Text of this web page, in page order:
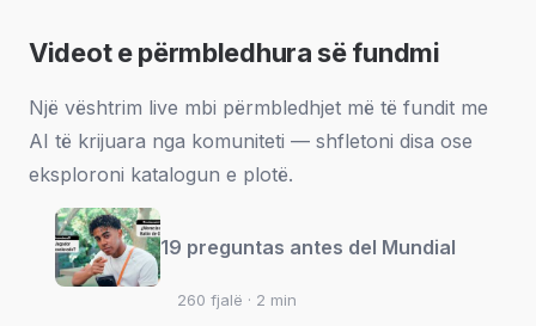
Videot e përmbledhura së fundmi
Një vështrim live mbi përmbledhjet më të fundit me
AI të krijuara nga komuniteti — shfletoni disa ose
eksploroni katalogun e plotë.
19 preguntas antes del Mundial
260 fjalë · 2 min